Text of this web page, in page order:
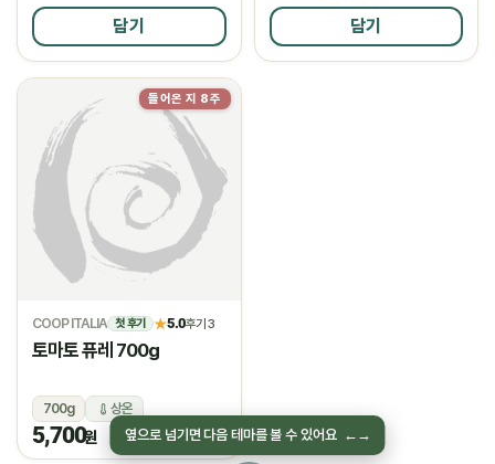
담기 담기
들어온 지 8주
COOP ITALIA 첫 후기 ★5.0후기 3
토마토 퓨레 700g
700g 상온
5,700원 옆으로 넘기면 다음 테마를 볼 수 있어요 ← →